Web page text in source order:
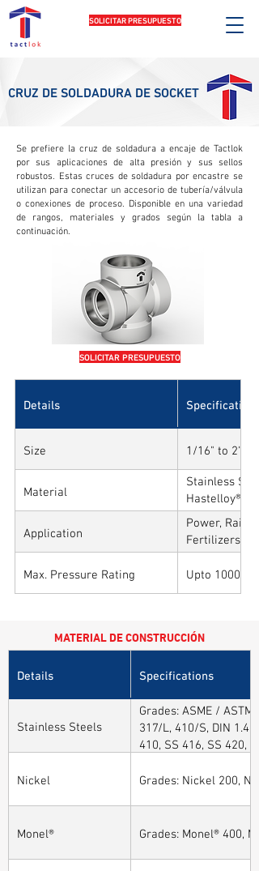
SOLICITAR PRESUPUESTO
CRUZ DE SOLDADURA DE SOCKET
Se prefiere la cruz de soldadura a encaje de Tactlok
por sus aplicaciones de alta presión y sus sellos
robustos. Estas cruces de soldadura por encastre se
utilizan para conectar un accesorio de tubería/válvula
o conexiones de proceso. Disponible en una variedad
de rangos, materiales y grados según la tabla a
continuación.
SOLICITAR PRESUPUESTO
Details Specifications
Size 1/16" to 2"
Material
Stainless
Hastelloy®,
Alloys
Application
Power,
Fertilizers,
Sytems,
Max. Pressure Rating
Upto
MATERIAL DE CONSTRUCCIÓN
Details Specifications
Stainless Steels
Grades: ASME /
317/L, 410/S, DIN
410, SS 416, SS 420,
Nickel
Grades: Nickel 200,
Monel® Grades: Monel® 400,